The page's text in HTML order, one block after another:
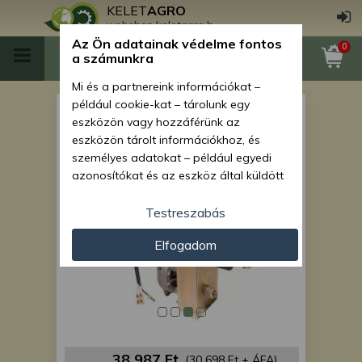
KELETAGRO
webshop.keletagro.hu
0
Force 1012 első ablaktörlő
motor
Az Ön adatainak védelme fontos
a számunkra
Mi és a partnereink információkat –
például cookie-kat – tárolunk egy
eszközön vagy hozzáférünk az
eszközön tárolt információkhoz, és
személyes adatokat – például egyedi
azonosítókat és az eszköz által küldött
személyre szabott hirdetések és
tartalom nyújtásához, hirdetés- és
tartalomméréshez, nézettségi adatok
gyűjtéséhez, valamint termékek
kifejlesztéséhez és a termékek
javításához. Az Ön engedélyével mi és a
partnereink eszközleolvasásos
adatokat és azonosítási információkat
Testreszabás
Elfogadom